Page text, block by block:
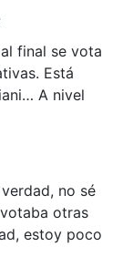
final se vota
Está
A nivel
no sé
otras
estoy poco